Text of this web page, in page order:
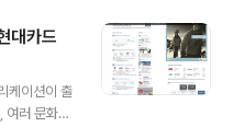
대카드
케이션이 출
여러 문화공